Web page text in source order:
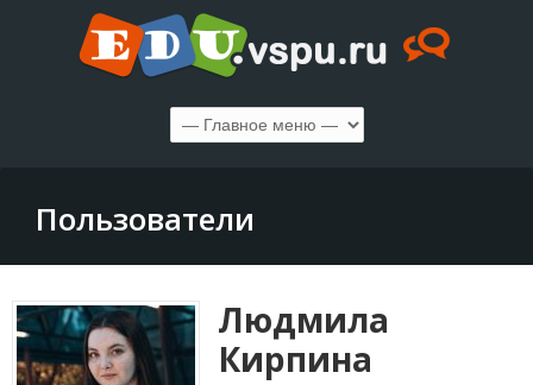
Пользователи
Людмилa
Кирпина